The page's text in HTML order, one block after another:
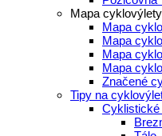
Mapa cyklovýlety
Mapa
Mapa
Mapa
Mapa
Značené
Tipy na